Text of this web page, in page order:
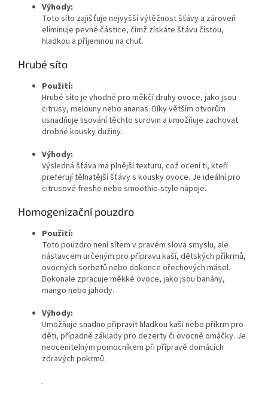
Výhody:
Toto síto zajišťuje nejvyšší výtěžnost šťávy a zároveň
eliminuje pevné částice, čímž získáte šťávu čistou,
hladkou a příjemnou na chuť.
Hrubé síto
Použití:
Hrubé síto je vhodné pro měkčí druhy ovoce, jako jsou
citrusy, melouny nebo ananas. Díky větším otvorům
usnadňuje lisování těchto surovin a umožňuje zachovat
drobné kousky dužiny.
Výhody:
Výsledná šťáva má plnější texturu, což ocení ti, kteří
preferují tělnatější šťávy s kousky ovoce. Je ideální pro
citrusové freshe nebo smoothie-style nápoje.
Homogenizační pouzdro
Použití:
Toto pouzdro není sítem v pravém slova smyslu, ale
nástavcem určeným pro přípravu kaší, dětských příkrmů,
ovocných sorbetů nebo dokonce ořechových másel.
Dokonale zpracuje měkké ovoce, jako jsou banány,
mango nebo jahody.
Výhody:
Umožňuje snadno připravit hladkou kaši nebo příkrm pro
děti, případně základy pro dezerty či ovocné omáčky. Je
neocenitelným pomocníkem při přípravě domácích
zdravých pokrmů.
.